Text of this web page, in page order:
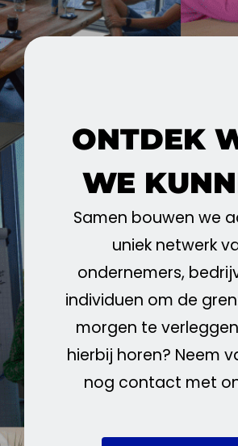
ONTDEK
WE
Samen bouwen we
uniek netwerk
ondernemers,
individuen om de
morgen te
hierbij horen? Neem
nog contact met